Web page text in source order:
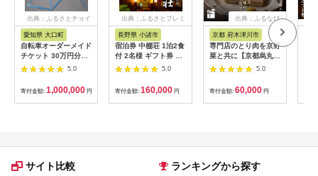
出典：ふるさとチョイ
愛知県 大口町
自転車オーダーメイド
チケット 30万円分
【1360365】
5.0
寄付金額: 1,000,000 円
出典：ふるさとプレミ
長野県 小諸市
宿泊券 中棚荘 1泊2食
付 2名様 ギフト券 チ
ケット 券 宿泊 旅行
5.0
寄付金額: 160,000 円
出典：ふるなび
京都 府木津川市
専門店のとり肉を京野
菜と共に【京都烏丸御
池】で味わう2名様焼
鳥コースお食事券
5.0
寄付金額: 60,000 円
サイト比較 ランキングから探す